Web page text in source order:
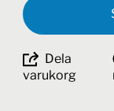
Dela
varukorg